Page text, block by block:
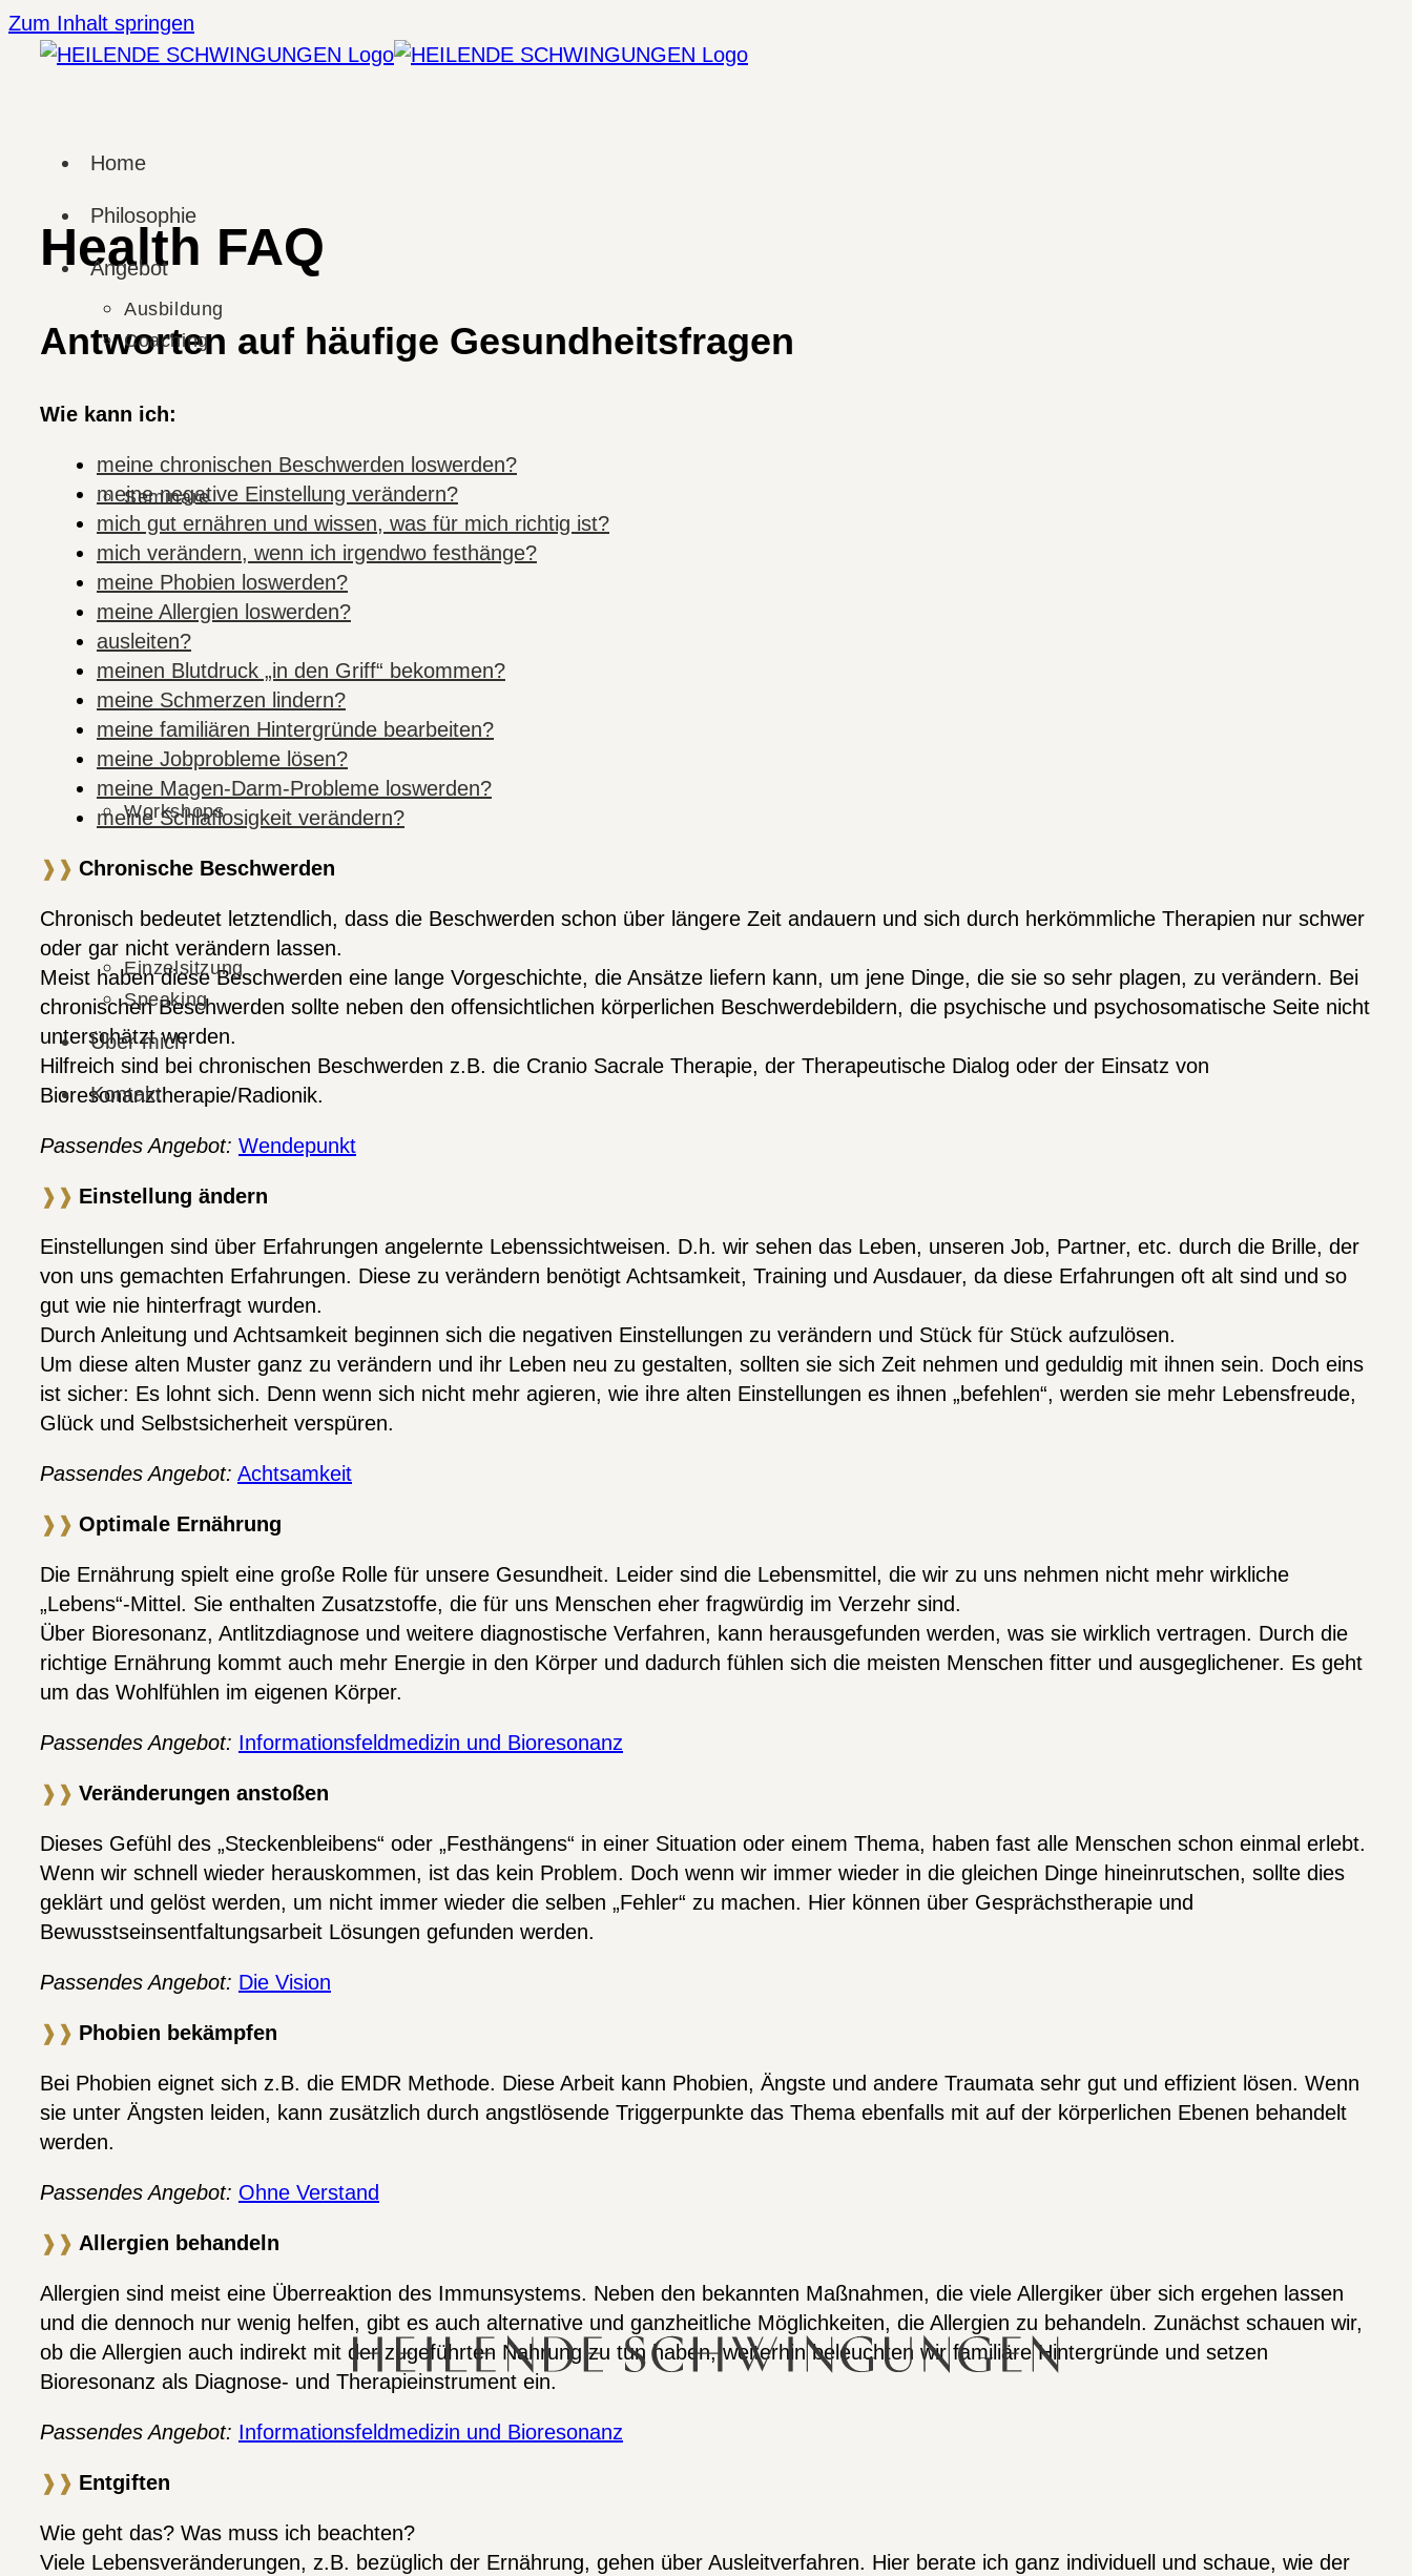
Zum Inhalt springen
Home
Philosophie
Angebot
Ausbildung
Coaching
Seminare
Workshops
Einzelsitzung
Speaking
Über mich
Kontakt
Health FAQ
Antworten auf häufige Gesundheitsfragen
Wie kann ich:
meine chronischen Beschwerden loswerden?
meine negative Einstellung verändern?
mich gut ernähren und wissen, was für mich richtig ist?
mich verändern, wenn ich irgendwo festhänge?
meine Phobien loswerden?
meine Allergien loswerden?
ausleiten?
meinen Blutdruck „in den Griff“ bekommen?
meine Schmerzen lindern?
meine familiären Hintergründe bearbeiten?
meine Jobprobleme lösen?
meine Magen-Darm-Probleme loswerden?
meine Schlaflosigkeit verändern?
❱❱ Chronische Beschwerden
Chronisch bedeutet letztendlich, dass die Beschwerden schon über längere Zeit andauern und sich durch herkömmliche Therapien nur schwer
oder gar nicht verändern lassen.
Meist haben diese Beschwerden eine lange Vorgeschichte, die Ansätze liefern kann, um jene Dinge, die sie so sehr plagen, zu verändern. Bei
chronischen Beschwerden sollte neben den offensichtlichen körperlichen Beschwerdebildern, die psychische und psychosomatische Seite nicht
unterschätzt werden.
Hilfreich sind bei chronischen Beschwerden z.B. die Cranio Sacrale Therapie, der Therapeutische Dialog oder der Einsatz von
Bioresonanztherapie/Radionik.
Passendes Angebot: Wendepunkt
❱❱ Einstellung ändern
Einstellungen sind über Erfahrungen angelernte Lebenssichtweisen. D.h. wir sehen das Leben, unseren Job, Partner, etc. durch die Brille, der
von uns gemachten Erfahrungen. Diese zu verändern benötigt Achtsamkeit, Training und Ausdauer, da diese Erfahrungen oft alt sind und so
gut wie nie hinterfragt wurden.
Durch Anleitung und Achtsamkeit beginnen sich die negativen Einstellungen zu verändern und Stück für Stück aufzulösen.
Um diese alten Muster ganz zu verändern und ihr Leben neu zu gestalten, sollten sie sich Zeit nehmen und geduldig mit ihnen sein. Doch eins
ist sicher: Es lohnt sich. Denn wenn sich nicht mehr agieren, wie ihre alten Einstellungen es ihnen „befehlen“, werden sie mehr Lebensfreude,
Glück und Selbstsicherheit verspüren.
Passendes Angebot: Achtsamkeit
❱❱ Optimale Ernährung
Die Ernährung spielt eine große Rolle für unsere Gesundheit. Leider sind die Lebensmittel, die wir zu uns nehmen nicht mehr wirkliche
„Lebens“-Mittel. Sie enthalten Zusatzstoffe, die für uns Menschen eher fragwürdig im Verzehr sind.
Über Bioresonanz, Antlitzdiagnose und weitere diagnostische Verfahren, kann herausgefunden werden, was sie wirklich vertragen. Durch die
richtige Ernährung kommt auch mehr Energie in den Körper und dadurch fühlen sich die meisten Menschen fitter und ausgeglichener. Es geht
um das Wohlfühlen im eigenen Körper.
Passendes Angebot: Informationsfeldmedizin und Bioresonanz
❱❱ Veränderungen anstoßen
Dieses Gefühl des „Steckenbleibens“ oder „Festhängens“ in einer Situation oder einem Thema, haben fast alle Menschen schon einmal erlebt.
Wenn wir schnell wieder herauskommen, ist das kein Problem. Doch wenn wir immer wieder in die gleichen Dinge hineinrutschen, sollte dies
geklärt und gelöst werden, um nicht immer wieder die selben „Fehler“ zu machen. Hier können über Gesprächstherapie und
Bewusstseinsentfaltungsarbeit Lösungen gefunden werden.
Passendes Angebot: Die Vision
❱❱ Phobien bekämpfen
Bei Phobien eignet sich z.B. die EMDR Methode. Diese Arbeit kann Phobien, Ängste und andere Traumata sehr gut und effizient lösen. Wenn
sie unter Ängsten leiden, kann zusätzlich durch angstlösende Triggerpunkte das Thema ebenfalls mit auf der körperlichen Ebenen behandelt
werden.
Passendes Angebot: Ohne Verstand
❱❱ Allergien behandeln
Allergien sind meist eine Überreaktion des Immunsystems. Neben den bekannten Maßnahmen, die viele Allergiker über sich ergehen lassen
und die dennoch nur wenig helfen, gibt es auch alternative und ganzheitliche Möglichkeiten, die Allergien zu behandeln. Zunächst schauen wir,
ob die Allergien auch indirekt mit der zugeführten Nahrung zu tun haben, weiterhin beleuchten wir familiäre Hintergründe und setzen
Bioresonanz als Diagnose- und Therapieinstrument ein.
Passendes Angebot: Informationsfeldmedizin und Bioresonanz
❱❱ Entgiften
Wie geht das? Was muss ich beachten?
Viele Lebensveränderungen, z.B. bezüglich der Ernährung, gehen über Ausleitverfahren. Hier berate ich ganz individuell und schaue, wie der